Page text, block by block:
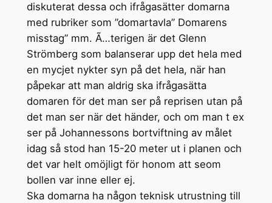
diskuterat dessa och ifrågasätter domarna
med rubriker som ”domartavla” Domarens
misstag” mm. Ã…terigen är det Glenn
Strömberg som balanserar upp det hela med
en mycjet nykter syn på det hela, när han
påpekar att man aldrig ska ifrågasätta
domaren för det man ser på reprisen utan på
det man ser när det händer, och om man t ex
ser på Johannessons bortviftning av målet
idag så stod han 15-20 meter ut i planen och
det var helt omöjligt för honom att seom
bollen var inne eller ej.
Ska domarna ha någon teknisk utrustning till